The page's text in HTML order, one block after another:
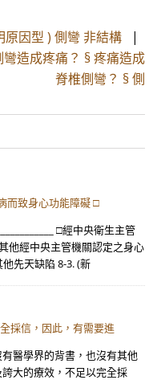
原因型 ) 側彎 非結構 |
造成疼痛？ § 疼痛造成
脊椎側彎？ § 側
而致身心功能障礙 □
□經中央衛生主管
他經中央主管機關認定之身心
先天缺陷 8-3. (新
採信，因此，有需要進
醫學界的背書，也沒有其他
大的療效，不足以完全採